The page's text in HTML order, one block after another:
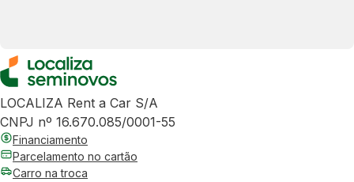
LOCALIZA Rent a Car S/A
CNPJ nº 16.670.085/0001-55
Financiamento
Parcelamento no cartão
Carro na troca